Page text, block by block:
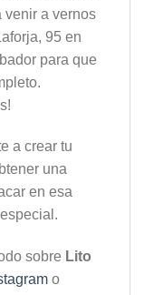
venir a vernos
95 en
para que
a crear tu
una
en esa
sobre Lito
o